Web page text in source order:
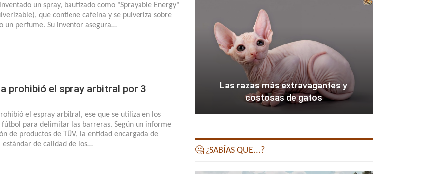
un spray, bautizado como "Sprayable Energy"
que contiene cafeína y se pulveriza sobre
un perfume. Su inventor asegura…
prohibió el spray arbitral por 3
el espray arbitral, ese que se utiliza en los
fútbol para delimitar las barreras. Según un informe
de productos de TÜV, la entidad encargada de
de calidad de los…
Las razas más extravagantes y
costosas de gatos
🤔 ¿SABÍAS QUE...?